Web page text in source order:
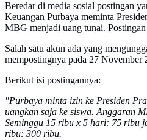
Beredar di media sosial postingan
Keuangan Purbaya meminta
MBG menjadi uang tunai.
Salah satu akun ada yang
mempostingnya pada 27 November
Berikut isi postingannya:
"Purbaya minta izin ke Presiden
uangkan saja ke siswa. Anggaran
Seminggu 15 ribu x 5 hari: 75 ribu
ribu: 300 ribu.